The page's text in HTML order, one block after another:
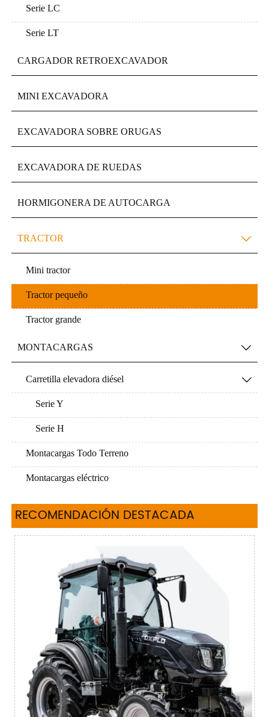
Serie LC
Serie LT
CARGADOR RETROEXCAVADOR
MINI EXCAVADORA
EXCAVADORA SOBRE ORUGAS
EXCAVADORA DE RUEDAS
HORMIGONERA DE AUTOCARGA
TRACTOR 
Mini tractor
Tractor pequeño
Tractor grande
MONTACARGAS 
Carretilla elevadora diésel 
Serie Y
Serie H
Montacargas Todo Terreno
Montacargas eléctrico
RECOMENDACIÓN DESTACADA